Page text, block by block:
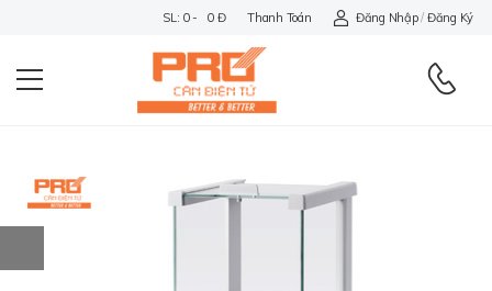
SL: 0 - 0 Đ Thanh Toán Đăng Nhập / Đăng Ký